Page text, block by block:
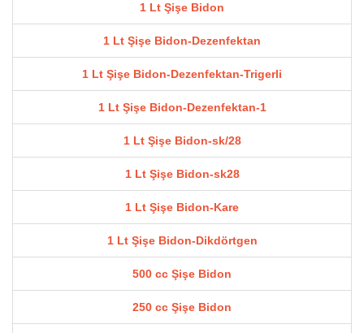
1 Lt Şişe Bidon
1 Lt Şişe Bidon-Dezenfektan
1 Lt Şişe Bidon-Dezenfektan-Trigerli
1 Lt Şişe Bidon-Dezenfektan-1
1 Lt Şişe Bidon-sk/28
1 Lt Şişe Bidon-sk28
1 Lt Şişe Bidon-Kare
1 Lt Şişe Bidon-Dikdörtgen
500 cc Şişe Bidon
250 cc Şişe Bidon